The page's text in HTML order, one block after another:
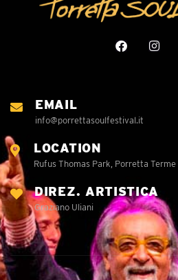
EMAIL
info@porrettasoulfestival.it
LOCATION
Rufus Thomas Park, Porretta Terme
DIREZ. ARTISTICA
Graziano Uliani